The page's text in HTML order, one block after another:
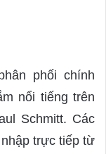
phối chính
nổi tiếng trên
Schmitt. Các
trực tiếp từ